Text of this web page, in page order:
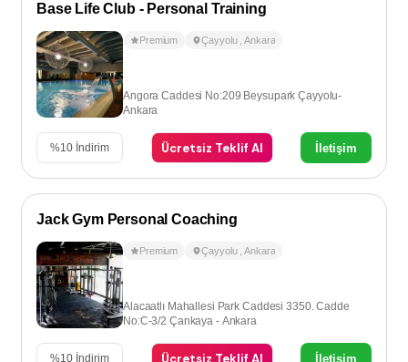
Base Life Club - Personal Training
Premium Çayyolu ,Ankara
Angora Caddesi No:209 Beysupark Çayyolu-
Ankara
%10 İndirim Ücretsiz Teklif Al İletişim
Jack Gym Personal Coaching
Premium Çayyolu ,Ankara
Alacaatlı Mahallesi Park Caddesi 3350. Cadde
No:C-3/2 Çankaya - Ankara
%10 İndirim Ücretsiz Teklif Al İletişim